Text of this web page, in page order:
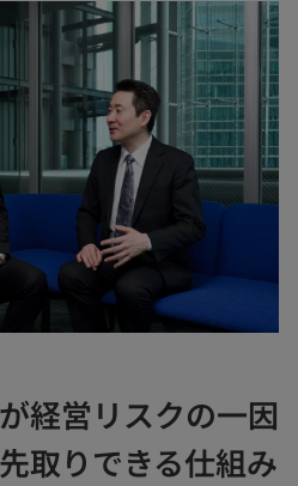
経営リスクの一因
取りできる仕組み